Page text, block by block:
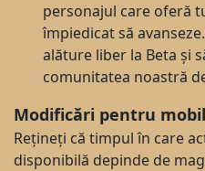
personajul care oferă
împiedicat să
alăture liber la Beta și
comunitatea noastră
Modificări pentru mobil
Rețineți că timpul în care
disponibilă depinde de